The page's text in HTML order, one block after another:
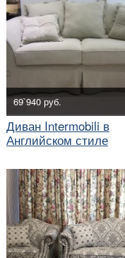
69`940 руб.
Диван Intermobili в
Английском стиле